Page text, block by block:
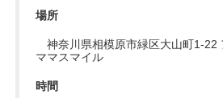
場所
神奈川県相模原市緑区大山町1-22
ママスマイル
時間